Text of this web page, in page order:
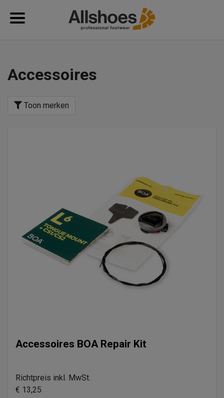
Accessoires
Toon merken
Accessoires BOA Repair Kit
Richtpreis inkl. MwSt.
€ 13,25